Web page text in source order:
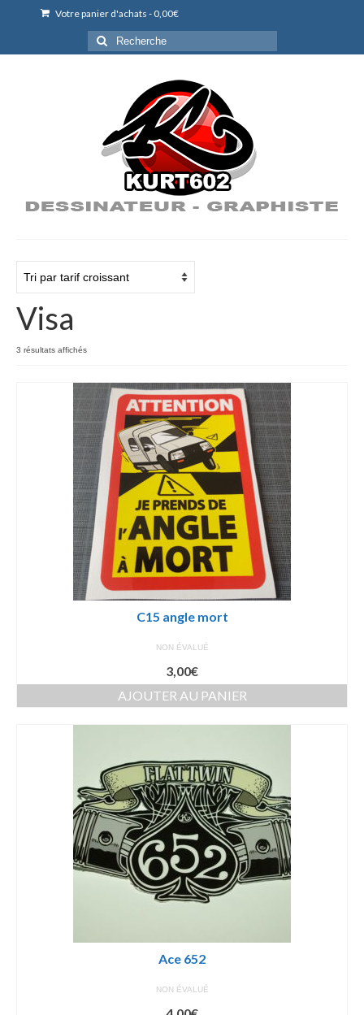
Votre panier d'achats - 0,00€
Rechercher
:
Visa
3 résultats affichésTrié
prix
croissant
C15 angle mort
NON ÉVALUÉ
3,00€
AJOUTER AU PANIER
Ace 652
NON ÉVALUÉ